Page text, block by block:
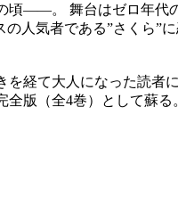
――。 舞台はゼロ年代
人気者である”さくら”
経て大人になった読者
版（全4巻）として蘇る